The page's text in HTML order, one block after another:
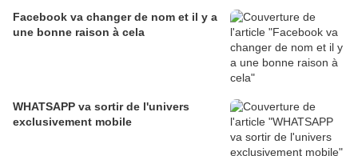
Facebook va changer de nom et il y a
une bonne raison à cela
WHATSAPP va sortir de l'univers
exclusivement mobile